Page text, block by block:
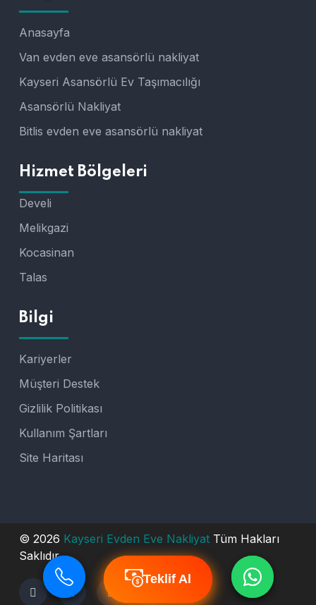
Teklif Al
Teklif Al
Anasayfa
Van evden eve asansörlü nakliyat
Kayseri Asansörlü Ev Taşımacılığı
Asansörlü Nakliyat
Bitlis evden eve asansörlü nakliyat
Hizmet Bölgeleri
Develi
Melikgazi
Kocasinan
Talas
Bilgi
Kariyerler
Müşteri Destek
Gizlilik Politikası
Kullanım Şartları
Site Haritası
© 2026 Kayseri Evden Eve Nakliyat Tüm Hakları
Saklıdır.